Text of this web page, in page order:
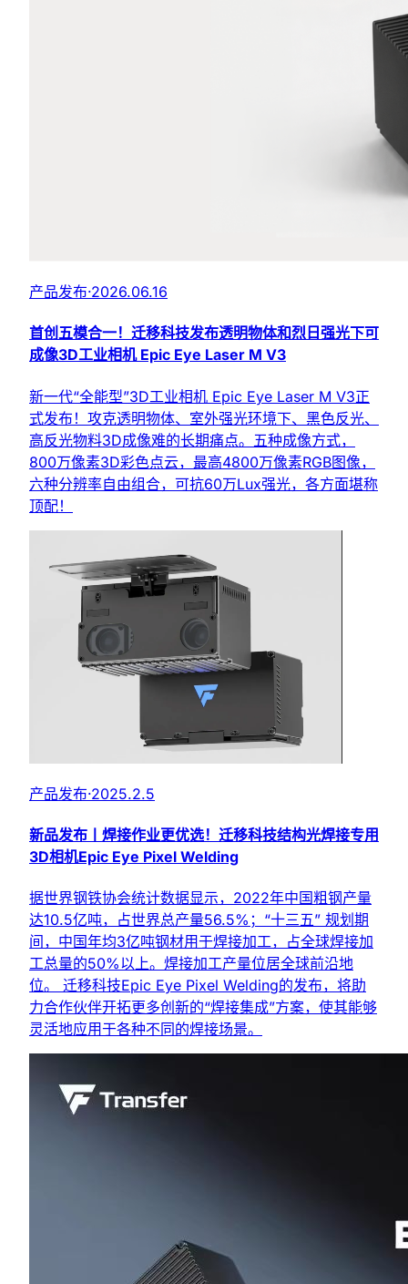
产品发布·2026.06.16
首创五模合一！迁移科技发布透明物体和烈日强光下可
成像3D工业相机 Epic Eye Laser M V3
新一代“全能型”3D工业相机 Epic Eye Laser M V3正
式发布！攻克透明物体、室外强光环境下、黑色反光、
高反光物料3D成像难的长期痛点。五种成像方式，
800万像素3D彩色点云，最高4800万像素RGB图像，
六种分辨率自由组合，可抗60万Lux强光，各方面堪称
顶配！
产品发布·2025.2.5
新品发布丨焊接作业更优选！迁移科技结构光焊接专用
3D相机Epic Eye Pixel Welding
据世界钢铁协会统计数据显示，2022年中国粗钢产量
达10.5亿吨，占世界总产量56.5%；“十三五” 规划期
间，中国年均3亿吨钢材用于焊接加工，占全球焊接加
工总量的50%以上。焊接加工产量位居全球前沿地
位。 迁移科技Epic Eye Pixel Welding的发布，将助
力合作伙伴开拓更多创新的“焊接集成”方案，使其能够
灵活地应用于各种不同的焊接场景。